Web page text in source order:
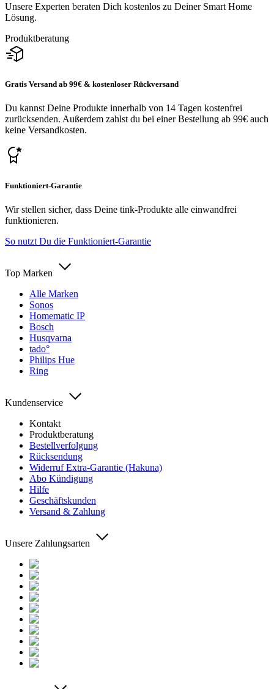
Unsere Experten beraten Dich kostenlos zu Deiner Smart Home
Lösung.
Produktberatung
Gratis Versand ab 99€ & kostenloser Rückversand
Du kannst Deine Produkte innerhalb von 14 Tagen kostenfrei
zurücksenden. Außerdem zahlst du bei einer Bestellung ab 99€ auch
keine Versandkosten.
Funktioniert-Garantie
Wir stellen sicher, dass Deine tink-Produkte alle einwandfrei
funktionieren.
So nutzt Du die Funktioniert-Garantie
Top Marken
Alle Marken
Sonos
Homematic IP
Bosch
Husqvarna
tado°
Philips Hue
Ring
Kundenservice
Kontakt
Produktberatung
Bestellverfolgung
Rücksendung
Widerruf Extra-Garantie (Hakuna)
Abo Kündigung
Hilfe
Geschäftskunden
Versand & Zahlung
Unsere Zahlungsarten